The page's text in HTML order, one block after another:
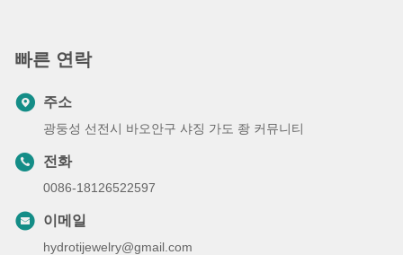
빠른 연락
주소
광둥성 선전시 바오안구 샤징 가도 좡 커뮤니티
전화
0086-18126522597
이메일
hydrotijewelry@gmail.com